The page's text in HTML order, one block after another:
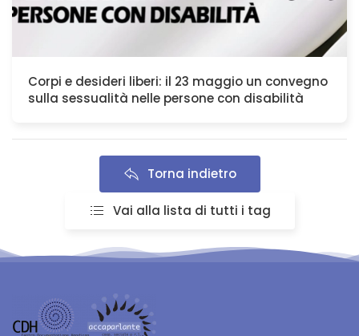
Corpi e desideri liberi: il 23 maggio un convegno
sulla sessualità nelle persone con disabilità
Torna indietro
Vai alla lista di tutti i tag